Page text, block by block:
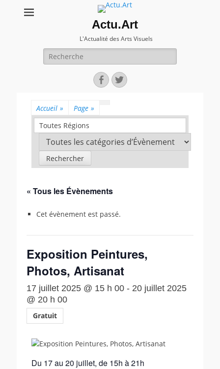
Actu.Art
L'Actualité des Arts Visuels
Recherche
pour:
Facebook
Twitter
Accueil » Page »
Toutes Régions
« Tous les Évènements
Cet évènement est passé.
Exposition Peintures,
Photos, Artisanat
17 juillet 2025 @ 15 h 00 - 20 juillet 2025
@ 20 h 00
Gratuit
Du 17 au 20 juillet, de 15h à 21h